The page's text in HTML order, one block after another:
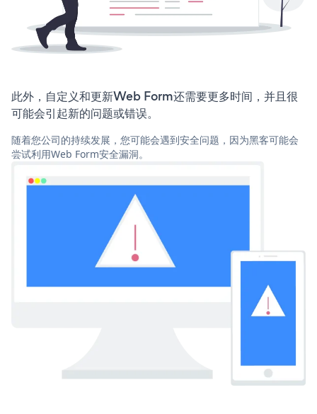
此外，自定义和更新Web Form还需要更多时间，并且很
可能会引起新的问题或错误。
随着您公司的持续发展，您可能会遇到安全问题，因为黑客可能会
尝试利用Web Form安全漏洞。